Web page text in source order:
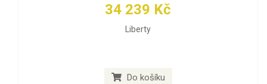
34 239 Kč
Liberty
Do košíku